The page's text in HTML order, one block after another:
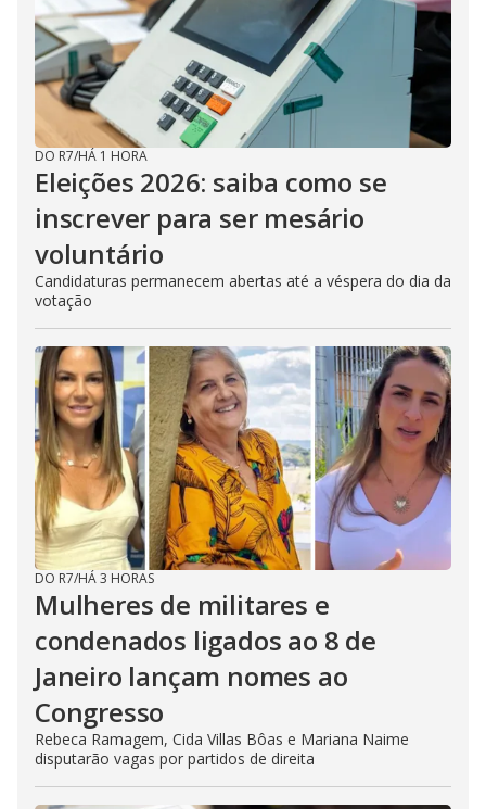
d
e
o
DO R7/HÁ 1 HORA
Eleições 2026: saiba como se
inscrever para ser mesário
voluntário
Candidaturas permanecem abertas até a véspera do dia da
votação
DO R7/HÁ 3 HORAS
Mulheres de militares e
condenados ligados ao 8 de
Janeiro lançam nomes ao
Congresso
Rebeca Ramagem, Cida Villas Bôas e Mariana Naime
disputarão vagas por partidos de direita